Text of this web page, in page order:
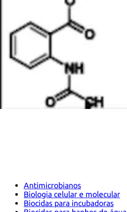
Antimicrobianos
Biologia celular e molecular
Biocidas para incubadoras